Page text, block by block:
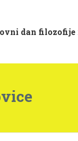
dan filozofije